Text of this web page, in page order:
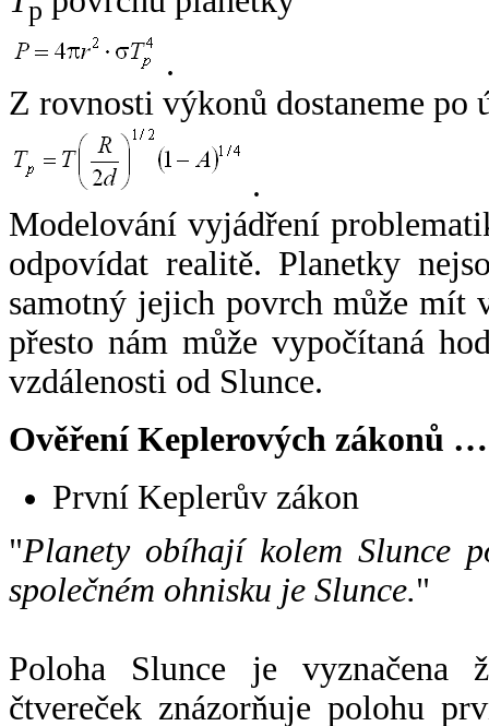
p
.
Z rovnosti výkonů dostaneme po
.
Modelování vyjádření
odpovídat realitě. Planetky
samotný jejich povrch může mít
přesto nám může vypočítaná
vzdálenosti od Slunce.
Ověření Keplerových zákonů …
První Keplerův zákon
"Planety obíhají kolem Slunce
společném ohnisku je Slunce."
Poloha Slunce je vyznačena
čtvereček znázorňuje polohu